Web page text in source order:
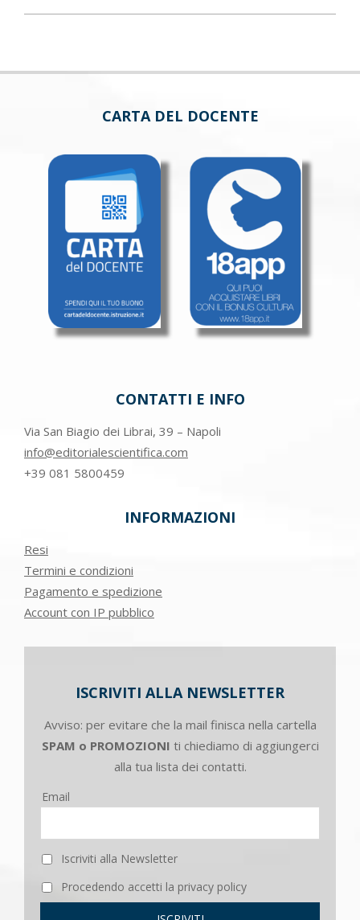
CARTA DEL DOCENTE
CONTATTI E INFO
Via San Biagio dei Librai, 39 – Napoli
info@editorialescientifica.com
+39 081 5800459
INFORMAZIONI
Resi
Termini e condizioni
Pagamento e spedizione
Account con IP pubblico
ISCRIVITI ALLA NEWSLETTER
Avviso: per evitare che la mail finisca nella cartella
SPAM o PROMOZIONI ti chiediamo di aggiungerci
alla tua lista dei contatti.
Email
Iscriviti alla Newsletter
Procedendo accetti la privacy policy